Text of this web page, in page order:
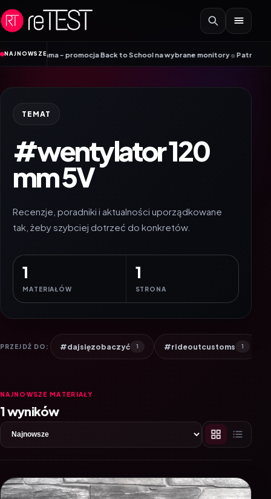
Przejdź do treści
NAJNOWSZE
iiyama – promocja Back to School na wybrane monitory •Patriot i ROG
TEMAT
#wentylator 120
mm 5V
Recenzje, poradniki i aktualności uporządkowane
tak, żeby szybciej dotrzeć do konkretów.
1
MATERIAŁÓW
1
STRONA
PRZEJDŹ DO: #dajsięzobaczyć 1 #rideoutcustoms 1
NAJNOWSZE MATERIAŁY
1 wyników